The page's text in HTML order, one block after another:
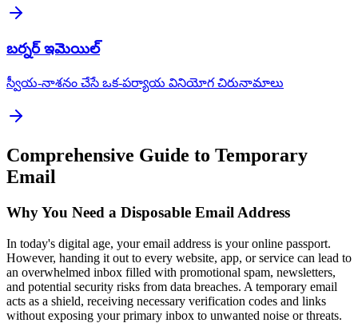
బర్నర్ ఇమెయిల్
స్వీయ-నాశనం చేసే ఒక-పర్యాయ వినియోగ చిరునామాలు
Comprehensive Guide to Temporary
Email
Why You Need a Disposable Email Address
In today's digital age, your email address is your online passport.
However, handing it out to every website, app, or service can lead to
an overwhelmed inbox filled with promotional spam, newsletters,
and potential security risks from data breaches. A temporary email
acts as a shield, receiving necessary verification codes and links
without exposing your primary inbox to unwanted noise or threats.